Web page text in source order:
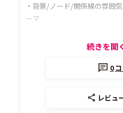
・背景/ノード/関係線の雰囲
ーマ
続きを開
0
レビュ